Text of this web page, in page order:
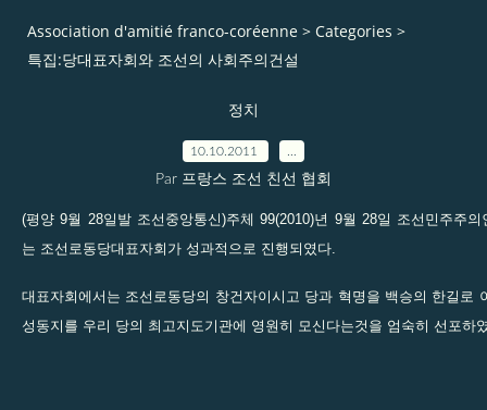
Association d'amitié franco-coréenne > Categories >
특집:당대표자회와 조선의 사회주의건설
정치
10.10.2011
Par 프랑스 조선 친선 협회
(평양 9월 28일발 조선중앙통신)주체 99(2010)년 9월 28일 조선민주주
는 조선로동당대표자회가 성과적으로 진행되였다.
대표자회에서는 조선로동당의 창건자이시고 당과 혁명을 백승의 한길로
성동지를 우리 당의 최고지도기관에 영원히 모신다는것을 엄숙히 선포하